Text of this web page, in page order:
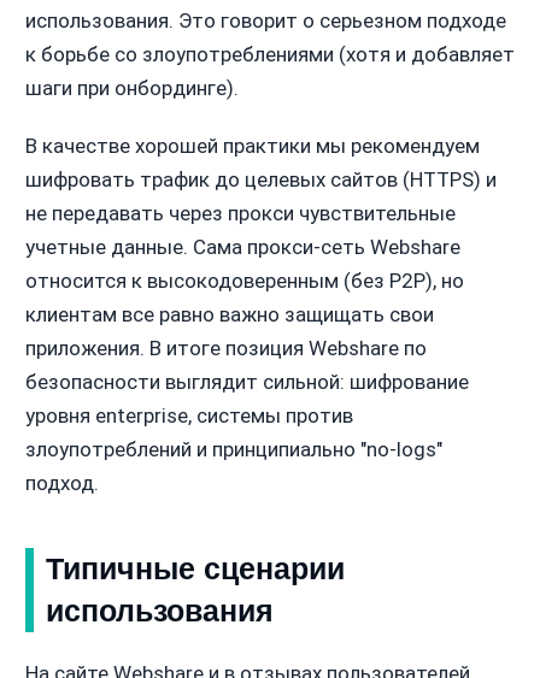
использования. Это говорит о серьезном подходе
к борьбе со злоупотреблениями (хотя и добавляет
шаги при онбординге).
В качестве хорошей практики мы рекомендуем
шифровать трафик до целевых сайтов (HTTPS) и
не передавать через прокси чувствительные
учетные данные. Сама прокси-сеть Webshare
относится к высокодоверенным (без P2P), но
клиентам все равно важно защищать свои
приложения. В итоге позиция Webshare по
безопасности выглядит сильной: шифрование
уровня enterprise, системы против
злоупотреблений и принципиально "no-logs"
подход.
Типичные сценарии
использования
На сайте Webshare и в отзывах пользователей